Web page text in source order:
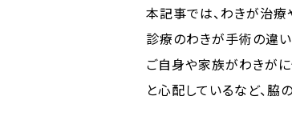
本記事では、わきが治
診療のわきが手術の違い
ご自身や家族がわきが
と心配しているなど、